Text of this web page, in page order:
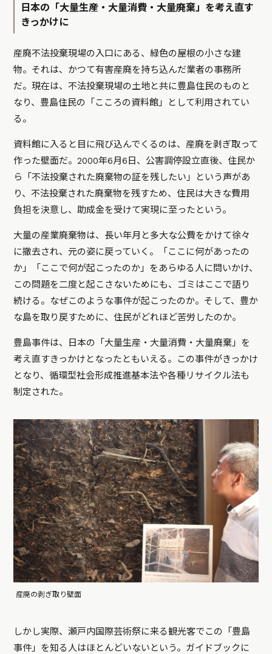
日本の「大量生産・大量消費・大量廃棄」を考え直す
きっかけに
産廃不法投棄現場の入口にある、緑色の屋根の小さな建
物。それは、かつて有害産廃を持ち込んだ業者の事務所
だ。現在は、不法投棄現場の土地と共に豊島住民のものと
なり、豊島住民の「こころの資料館」として利用されてい
る。
資料館に入ると目に飛び込んでくるのは、産廃を剥ぎ取って
作った壁面だ。2000年6月6日、公害調停設立直後、住民か
ら「不法投棄された廃棄物の証を残したい」という声があ
り、不法投棄された廃棄物を残すため、住民は大きな費用
負担を決意し、助成金を受けて実現に至ったという。
大量の産業廃棄物は、長い年月と多大な公費をかけて徐々
に撤去され、元の姿に戻っていく。「ここに何があったの
か」「ここで何が起こったのか」をあらゆる人に問いかけ、
この問題を二度と起こさないためにも、ゴミはここで語り
続ける。なぜこのような事件が起こったのか。そして、豊か
な島を取り戻すために、住民がどれほど苦労したのか。
豊島事件は、日本の「大量生産・大量消費・大量廃棄」を
考え直すきっかけとなったともいえる。この事件がきっかけ
となり、循環型社会形成推進基本法や各種リサイクル法も
制定された。
産廃の剥ぎ取り壁面
しかし実際、瀬戸内国際芸術祭に来る観光客でこの「豊島
事件」を知る人はほとんどいないという。ガイドブックに